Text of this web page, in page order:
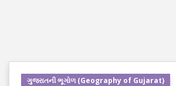
ગુજરાતની ભૂગોળ (Geography of Gujarat)